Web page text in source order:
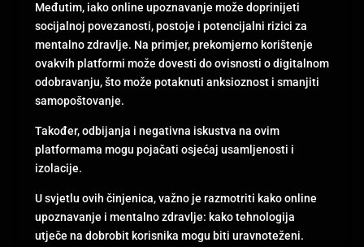
Međutim, iako online upoznavanje može doprinijeti
socijalnoj povezanosti, postoje i potencijalni rizici za
mentalno zdravlje. Na primjer, prekomjerno korištenje
ovakvih platformi može dovesti do ovisnosti o digitalnom
odobravanju, što može potaknuti anksioznost i smanjiti
samopoštovanje.
Također, odbijanja i negativna iskustva na ovim
platformama mogu pojačati osjećaj usamljenosti i
izolacije.
U svjetlu ovih činjenica, važno je razmotriti kako online
upoznavanje i mentalno zdravlje: kako tehnologija
utječe na dobrobit korisnika mogu biti uravnoteženi.